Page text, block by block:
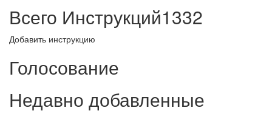
Всего Инструкций1332
Добавить инструкцию
Голосование
Недавно добавленные